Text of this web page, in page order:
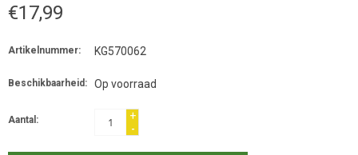
€17,99
Artikelnummer: KG570062
Beschikbaarheid: Op voorraad
Aantal:
+
-